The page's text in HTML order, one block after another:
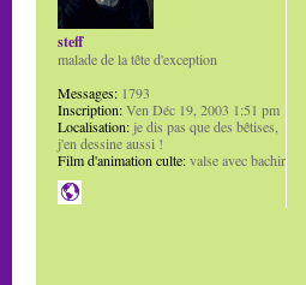
steff
malade de la tête d'exception
Messages: 1793
Inscription:Ven Déc 19, 2003 1:51 pm
Localisation: je dis pas que des bêtises,
j'en dessine aussi !
Film d'animation culte:valse avec bachir